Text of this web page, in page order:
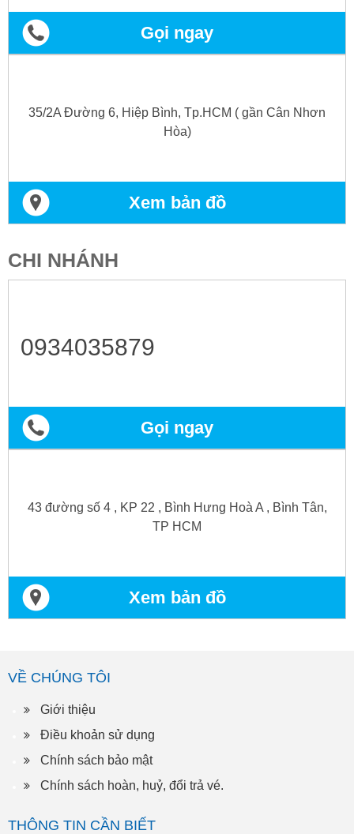
Gọi ngay
35/2A Đường 6, Hiệp Bình, Tp.HCM ( gần Cân Nhơn
Hòa)
Xem bản đồ
CHI NHÁNH
0934035879
Gọi ngay
43 đường số 4 , KP 22 , Bình Hưng Hoà A , Bình Tân,
TP HCM
Xem bản đồ
VỀ CHÚNG TÔI
Giới thiệu
Điều khoản sử dụng
Chính sách bảo mật
Chính sách hoàn, huỷ, đổi trả vé.
THÔNG TIN CẦN BIẾT